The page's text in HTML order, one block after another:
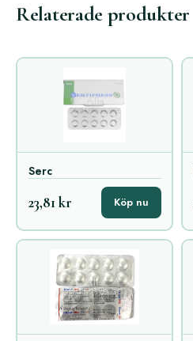
Relaterade produkter
Serc
23,81 kr Köp nu